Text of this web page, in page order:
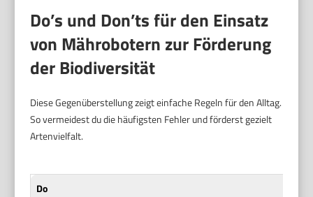
Do’s und Don’ts für den Einsatz
von Mährobotern zur Förderung
der Biodiversität
Diese Gegenüberstellung zeigt einfache Regeln für den Alltag.
So vermeidest du die häufigsten Fehler und förderst gezielt
Artenvielfalt.
Do